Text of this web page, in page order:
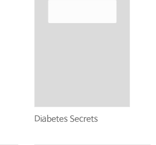
Diabetes Secrets